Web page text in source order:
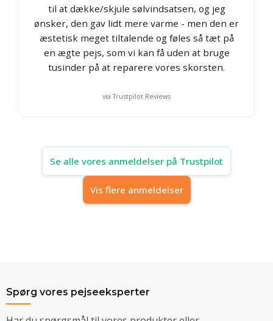
til at dække/skjule sølvindsatsen, og jeg
ønsker, den gav lidt mere varme - men den er
æstetisk meget tiltalende og føles så tæt på
en ægte pejs, som vi kan få uden at bruge
tusinder på at reparere vores skorsten.
via Trustpilot Reviews
Se alle vores anmeldelser på Trustpilot
Vis flere anmeldelser
Spørg vores pejseeksperter